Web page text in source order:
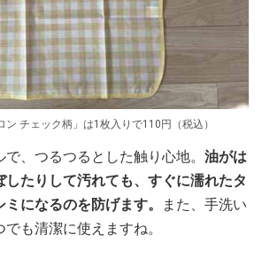
チェック柄」は1枚入りで110円（税込）
、つるつるとした触り心地。 油がは
したりして汚れても、すぐに濡れたタ
になるのを防げます。
また、手洗い
も清潔に使えますね。